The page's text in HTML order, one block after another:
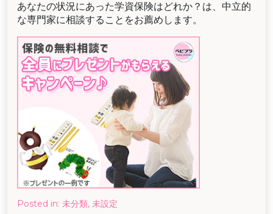
あなたの状況にあった学資保険はどれか？は、中立的
な専門家に相談することをお薦めします。
Posted in: 未分類, 未設定